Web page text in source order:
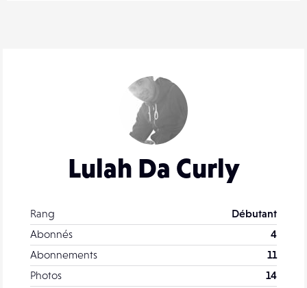
Lulah Da Curly
Rang
Débutant
Abonnés
4
Abonnements
11
Photos
14